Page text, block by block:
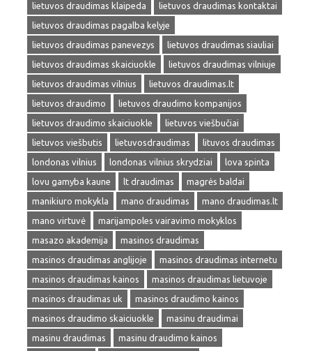
lietuvos draudimas klaipeda
lietuvos draudimas kontaktai
lietuvos draudimas pagalba kelyje
lietuvos draudimas panevezys
lietuvos draudimas siauliai
lietuvos draudimas skaiciuokle
lietuvos draudimas vilniuje
lietuvos draudimas vilnius
lietuvos draudimas.lt
lietuvos draudimo
lietuvos draudimo kompanijos
lietuvos draudimo skaiciuokle
lietuvos viešbučiai
lietuvos viešbutis
lietuvosdraudimas
lituvos draudimas
londonas vilnius
londonas vilnius skrydziai
lova spinta
lovu gamyba kaune
lt draudimas
magrės baldai
manikiuro mokykla
mano draudimas
mano draudimas.lt
mano virtuvė
marijampoles vairavimo mokyklos
masazo akademija
masinos draudimas
masinos draudimas anglijoje
masinos draudimas internetu
masinos draudimas kainos
masinos draudimas lietuvoje
masinos draudimas uk
masinos draudimo kainos
masinos draudimo skaiciuokle
masinu draudimai
masinu draudimas
masinu draudimo kainos